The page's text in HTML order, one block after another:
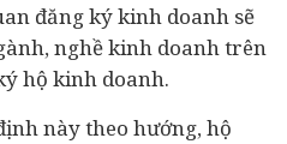
đăng ký kinh doanh sẽ
nghề kinh doanh trên
hộ kinh doanh.
này theo hướng, hộ